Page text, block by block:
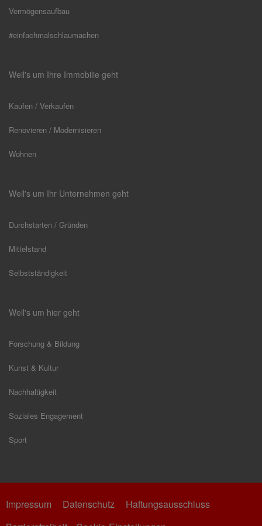
Vermögensaufbau
#einfachmalschlaumachen
Weil's um Ihre Immobilie geht
Kaufen / Verkaufen
Renovieren / Modernisieren
Wohnen
Weil's um Ihr Unternehmen geht
Durchstarten / Gründen
Mittelstand
Selbstständigkeit
Weil's um hier geht
Forschung & Bildung
Kunst & Kultur
Nachhaltigkeit
Soziales Engagement
Sport
Impressum Datenschutz
Haftungsausschluss